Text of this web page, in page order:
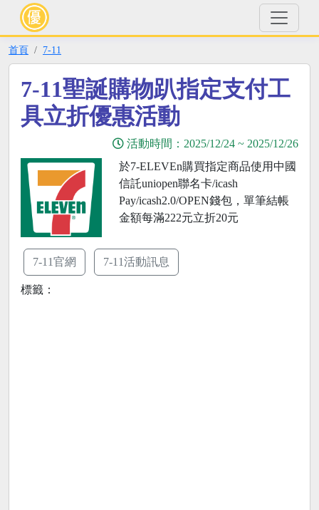
首頁 7-11
7-11聖誕購物趴指定支付工
具立折優惠活動
活動時間： 2025/12/24 ~ 2025/12/26
於7-ELEVEn購買指定商品使用中國
信託uniopen聯名卡/icash
Pay/icash2.0/OPEN錢包，單筆結帳
金額每滿222元立折20元
7-11官網 7-11活動訊息
標籤：